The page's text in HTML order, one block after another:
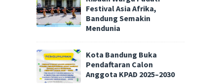
Festival Asia Afrika,
Bandung Semakin
Mendunia
Kota Bandung Buka
Pendaftaran Calon
Anggota KPAD 2025–2030